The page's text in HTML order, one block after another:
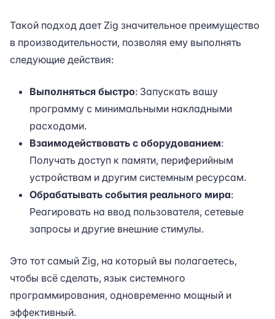
Такой подход дает Zig значительное преимущество
в производительности, позволяя ему выполнять
следующие действия:
Выполняться быстро: Запускать вашу
программу с минимальными накладными
расходами.
Взаимодействовать с оборудованием:
Получать доступ к памяти, периферийным
устройствам и другим системным ресурсам.
Обрабатывать события реального мира:
Реагировать на ввод пользователя, сетевые
запросы и другие внешние стимулы.
Это тот самый Zig, на который вы полагаетесь,
чтобы всё сделать, язык системного
программирования, одновременно мощный и
эффективный.